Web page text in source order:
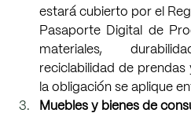
estará cubierto por el
Pasaporte Digital de
materiales,
reciclabilidad de prendas
la obligación se aplique
Muebles y bienes de